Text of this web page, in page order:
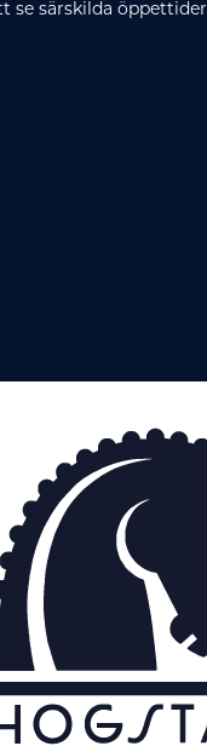
se särskilda öppettider